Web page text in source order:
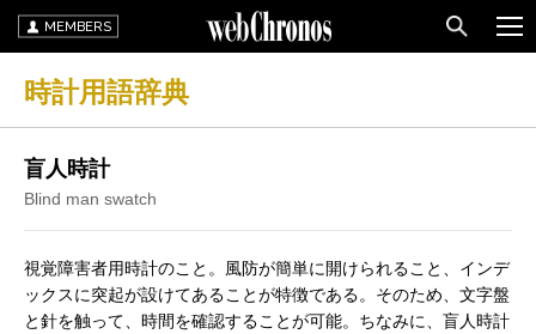
MEMBERS
時計用語辞典
盲人時計
Blind man swatch
視覚障害者用時計のこと。風防が簡単に開けられること、インデ
ックスに突起が設けてあることが特徴である。そのため、文字盤
と針を触って、時間を確認することが可能。ちなみに、盲人時計